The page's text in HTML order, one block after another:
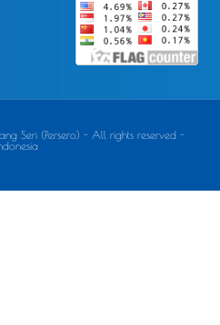
Seri (Persero) - All rights reserved -